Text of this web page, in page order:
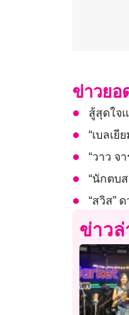
ข่าวย
สู้สุดใจ
“เบลเ
“วาว จ
“นักตบ
“สวิส”
ข่าว